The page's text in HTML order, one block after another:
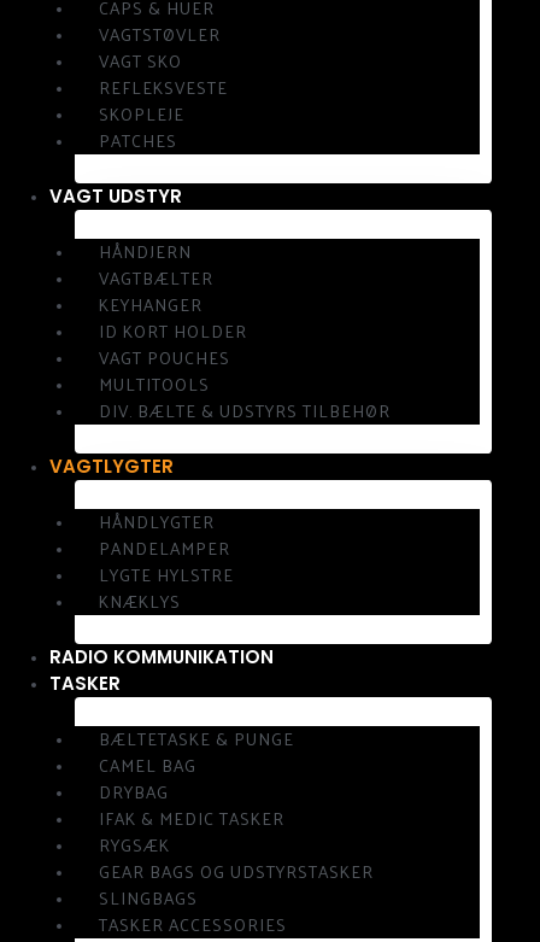
CAPS & HUER
VAGTSTØVLER
VAGT SKO
REFLEKSVESTE
SKOPLEJE
PATCHES
VAGT UDSTYR
HÅNDJERN
VAGTBÆLTER
KEYHANGER
ID KORT HOLDER
VAGT POUCHES
MULTITOOLS
DIV. BÆLTE & UDSTYRS TILBEHØR
VAGTLYGTER
HÅNDLYGTER
PANDELAMPER
LYGTE HYLSTRE
KNÆKLYS
RADIO KOMMUNIKATION
TASKER
BÆLTETASKE & PUNGE
CAMEL BAG
DRYBAG
IFAK & MEDIC TASKER
RYGSÆK
GEAR BAGS OG UDSTYRSTASKER
SLINGBAGS
TASKER ACCESSORIES